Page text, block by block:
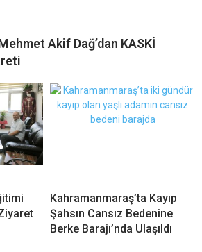
Akif Dağ’dan KASKİ
Kahramanmaraş’ta Kayıp
Şahsın Cansız Bedenine
Berke Barajı’nda Ulaşıldı